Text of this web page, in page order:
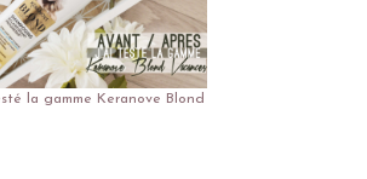
la gamme Keranove Blond